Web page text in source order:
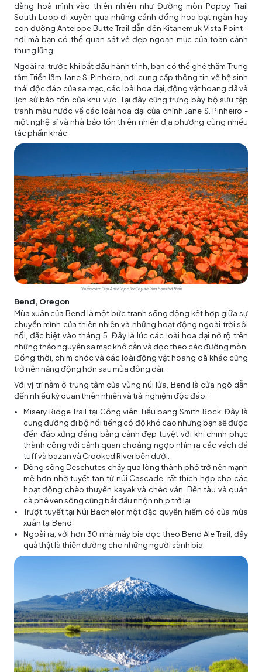
dàng hoà mình vào thiên nhiên như Đường mòn Poppy Trail
South Loop đi xuyên qua những cánh đồng hoa bạt ngàn hay
con đường Antelope Butte Trail dẫn đến Kitanemuk Vista Point -
nơi mà bạn có thể quan sát vẻ đẹp ngoạn mục của toàn cảnh
thung lũng.
Ngoài ra, trước khi bắt đầu hành trình, bạn có thể ghé thăm Trung
tâm Triển lãm Jane S. Pinheiro, nơi cung cấp thông tin về hệ sinh
thái độc đáo của sa mạc, các loài hoa dại, động vật hoang dã và
lịch sử bảo tồn của khu vực. Tại đây cũng trưng bày bộ sưu tập
tranh màu nước về các loài hoa dại của chính Jane S. Pinheiro -
một nghệ sĩ và nhà bảo tồn thiên nhiên địa phương cùng nhiều
tác phẩm khác.
“Biển cam” tại Antelope Valley sẽ làm bạn thơ thẩn
Bend, Oregon
Mùa xuân của Bend là một bức tranh sống động kết hợp giữa sự
chuyển mình của thiên nhiên và những hoạt động ngoài trời sôi
nổi, đặc biệt vào tháng 5. Đây là lúc các loài hoa dại nở rộ trên
những thảo nguyên sa mạc khô cằn và dọc theo các đường mòn.
Đồng thời, chim chóc và các loài động vật hoang dã khác cũng
trở nên năng động hơn sau mùa đông dài.
Với vị trí nằm ở trung tâm của vùng núi lửa, Bend là cửa ngõ dẫn
đến nhiều kỳ quan thiên nhiên và trải nghiệm độc đáo:
Misery Ridge Trail tại Công viên Tiểu bang Smith Rock: Đây là
cung đường đi bộ nổi tiếng có độ khó cao nhưng bạn sẽ được
đền đáp xứng đáng bằng cảnh đẹp tuyệt vời khi chinh phục
thành công với cảnh quan choáng ngợp nhìn ra các vách đá
tuff và bazan và Crooked River bên dưới.
Dòng sông Deschutes chảy qua lòng thành phố trở nên mạnh
mẽ hơn nhờ tuyết tan từ núi Cascade, rất thích hợp cho các
hoạt động chèo thuyền kayak và chèo ván. Bến tàu và quán
cà phê ven sông cũng bắt đầu nhộn nhịp trở lại.
Trượt tuyết tại Núi Bachelor một đặc quyền hiếm có của mùa
xuân tại Bend
Ngoài ra, với hơn 30 nhà máy bia dọc theo Bend Ale Trail, đây
quả thật là thiên đường cho những người sành bia.